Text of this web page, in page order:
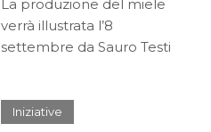
La produzione del miele
verrà illustrata l’8
settembre da Sauro Testi
Iniziative